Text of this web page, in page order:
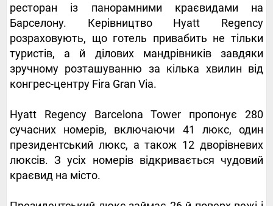
ресторан із панорамними краєвидами на
Барселону. Керівництво Hyatt Regency
розраховують, що готель привабить не тільки
туристів, а й ділових мандрівників завдяки
зручному розташуванню за кілька хвилин від
конгрес-центру Fira Gran Via.
Hyatt Regency Barcelona Tower пропонує 280
сучасних номерів, включаючи 41 люкс, один
президентський люкс, а також 12 дворівневих
люксів. З усіх номерів відкривається чудовий
краєвид на місто.